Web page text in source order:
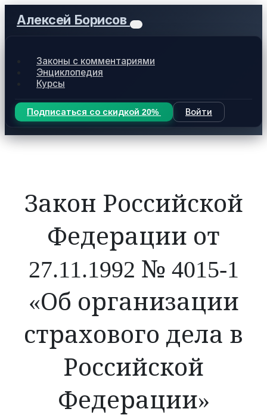
Алексей Борисов
Законы с комментариями
Энциклопедия
Курсы
Подписаться со скидкой 20% Войти
Закон Российской
Федерации от
27.11.1992 № 4015-1
«Об организации
страхового дела в
Российской
Федерации»